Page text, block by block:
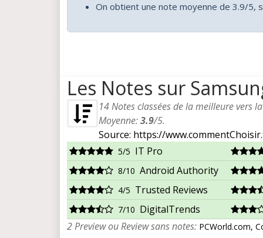
On obtient une note moyenne de 3.9/5,
Les Notes sur
14Notes classées de la meilleure vers
Moyenne:3.9/5.
Source: https://
5/5 IT Pro
8/10 Android Authority
4/5 Trusted Reviews
7/10 DigitalTrends
2 Preview ou Review sans notes: PCWorld.com,